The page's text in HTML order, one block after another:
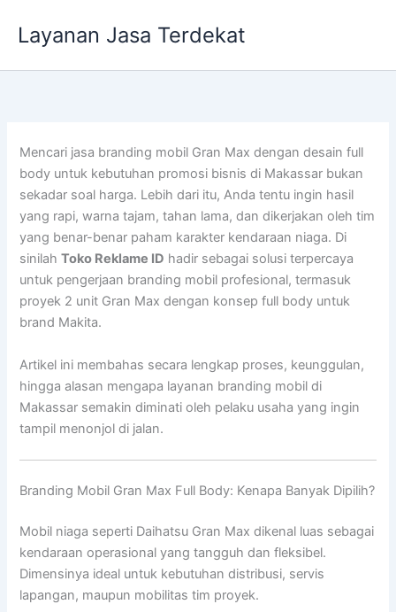
Layanan Jasa Terdekat
Mencari jasa branding mobil Gran Max dengan desain full
body untuk kebutuhan promosi bisnis di Makassar bukan
sekadar soal harga. Lebih dari itu, Anda tentu ingin hasil
yang rapi, warna tajam, tahan lama, dan dikerjakan oleh tim
yang benar-benar paham karakter kendaraan niaga. Di
sinilahToko Reklame ID hadir sebagai solusi terpercaya
untuk pengerjaan branding mobil profesional, termasuk
proyek 2 unit Gran Max dengan konsep full body untuk
brand Makita.
Artikel ini membahas secara lengkap proses, keunggulan,
hingga alasan mengapa layanan branding mobil di
Makassar semakin diminati oleh pelaku usaha yang ingin
tampil menonjol di jalan.
Branding Mobil Gran Max Full Body: Kenapa Banyak Dipilih?
Mobil niaga seperti Daihatsu Gran Max dikenal luas sebagai
kendaraan operasional yang tangguh dan fleksibel.
Dimensinya ideal untuk kebutuhan distribusi, servis
lapangan, maupun mobilitas tim proyek.